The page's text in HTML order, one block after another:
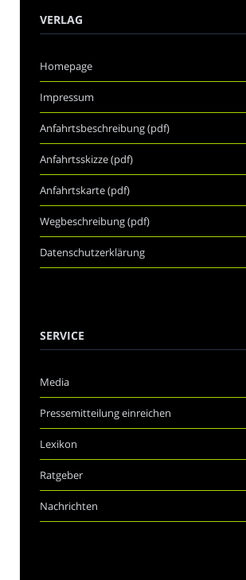
VERLAG
Homepage
Impressum
Anfahrtsbeschreibung (pdf)
Anfahrtsskizze (pdf)
Anfahrtskarte (pdf)
Wegbeschreibung (pdf)
Datenschutzerklärung
SERVICE
Media
Pressemitteilung einreichen
Lexikon
Ratgeber
Nachrichten